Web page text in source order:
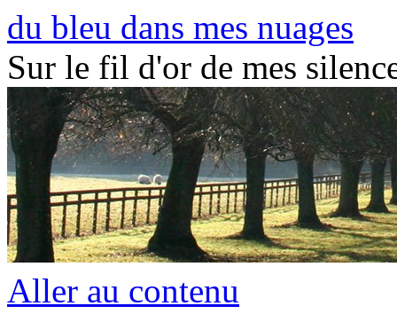
du bleu dans mes nuages
Sur le fil d'or de mes
Aller au contenu